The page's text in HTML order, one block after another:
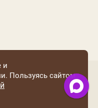
и
Пользуясь сайтом